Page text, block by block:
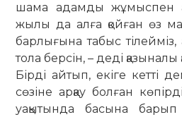
шама адамды жұмыспен
жылы да алға қойған өз
барлығына табыс ті­лей­міз,
тола берсін, – деді қазыналы
Бірді айтып, екіге кетті
сөзіне арқау болған
уақытында басына